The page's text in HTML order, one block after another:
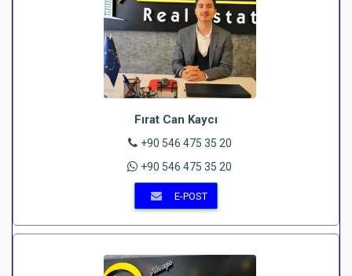
Fırat Can Kaycı
+90 546 475 35 20
+90 546 475 35 20
E-POST